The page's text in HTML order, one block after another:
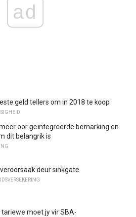
ad
geld tellers om in 2018 te koop
oor geïntegreerde bemarking en
dit belangrik is
deur sinkgate
moet jy vir SBA-